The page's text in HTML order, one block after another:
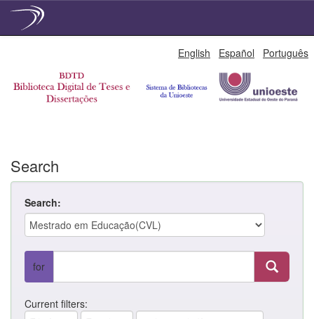
English Español Português
Search
Search:
for
Current filters: